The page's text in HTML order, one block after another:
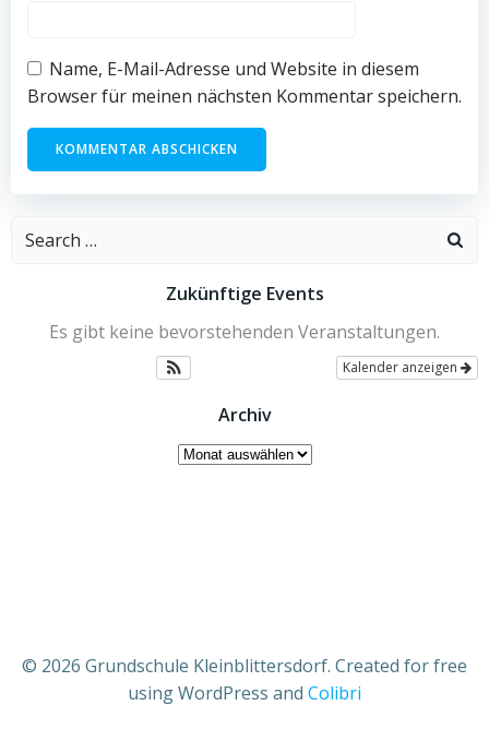
Name, E-Mail-Adresse und Website in diesem
Browser für meinen nächsten Kommentar speichern.
Search
Zukünftige Events
Es gibt keine bevorstehenden Veranstaltungen.
Kalender anzeigen
Archiv
Archiv
© 2026 Grundschule Kleinblittersdorf. Created for free
using WordPress and Colibri